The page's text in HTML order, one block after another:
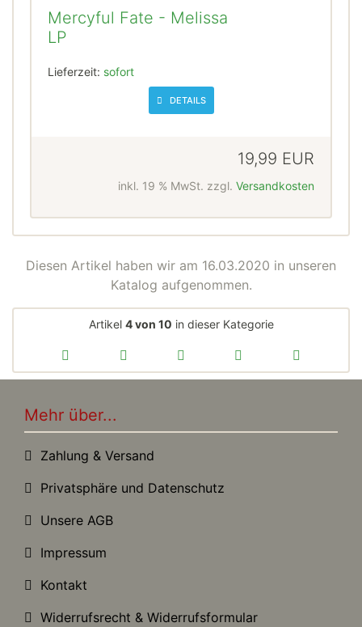
Mercyful Fate - Melissa
LP
Lieferzeit: sofort
DETAILS
19,99 EUR
inkl. 19 % MwSt. zzgl. Versandkosten
Diesen Artikel haben wir am 16.03.2020 in unseren
Katalog aufgenommen.
Artikel 4 von 10 in dieser Kategorie
Mehr über...
Zahlung & Versand
Privatsphäre und Datenschutz
Unsere AGB
Impressum
Kontakt
Widerrufsrecht & Widerrufsformular